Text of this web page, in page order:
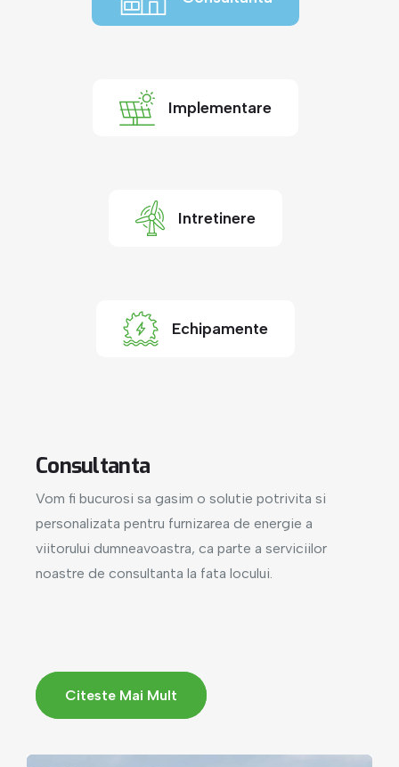
Implementare
Intretinere
Echipamente
Consultanta
Vom fi bucurosi sa gasim o solutie potrivita si
personalizata pentru furnizarea de energie a
viitorului dumneavoastra, ca parte a serviciilor
noastre de consultanta la fata locului.
Citeste Mai Mult